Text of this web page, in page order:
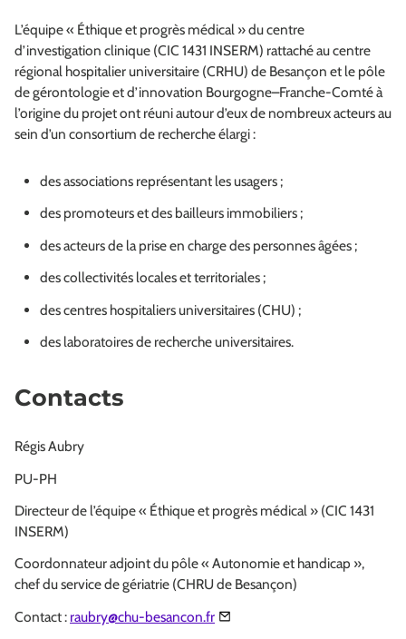
L’équipe « Éthique et progrès médical » du centre
d’investigation clinique (CIC 1431 INSERM) rattaché au centre
régional hospitalier universitaire (CRHU) de Besançon et le pôle
de gérontologie et d’innovation Bourgogne–Franche-Comté à
l’origine du projet ont réuni autour d’eux de nombreux acteurs au
sein d’un consortium de recherche élargi :
des associations représentant les usagers ;
des promoteurs et des bailleurs immobiliers ;
des acteurs de la prise en charge des personnes âgées ;
des collectivités locales et territoriales ;
des centres hospitaliers universitaires (CHU) ;
des laboratoires de recherche universitaires.
Contacts
Régis Aubry
PU-PH
Directeur de l’équipe « Éthique et progrès médical » (CIC 1431
INSERM)
Coordonnateur adjoint du pôle « Autonomie et handicap »,
chef du service de gériatrie (CHRU de Besançon)
Contact : raubry@chu-besancon.fr